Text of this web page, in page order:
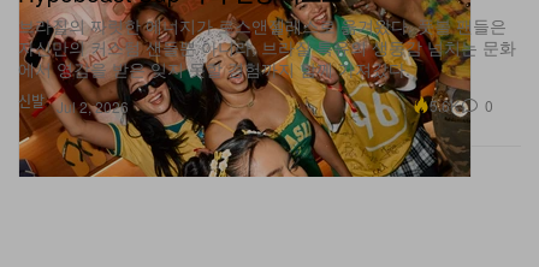
신발
브라질의 짜릿한 에너지가 로스앤젤레스로 옮겨왔다. 풋볼 팬들은
자신만의 커스텀 샌들뿐 아니라, 브라질 특유의 생동감 넘치는 문화
에서 영감을 받은 잊지 못할 경험까지 함께 가져갔다.
Jul 2, 2026 5.6K 0